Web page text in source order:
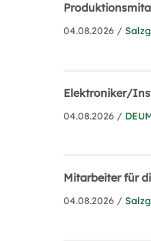
04.08.2026 /
Elektroniker/
04.08.2026 /
Mitarbeiter für
04.08.2026 /